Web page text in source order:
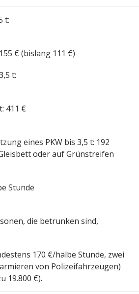
t:
€ (bislang 111 €)
t:
411 €
eines PKW bis 3,5 t: 192
oder auf Grünstreifen
Stunde
die betrunken sind,
170 €/halbe Stunde, zwei
von Polizeifahrzeugen)
19.800 €).